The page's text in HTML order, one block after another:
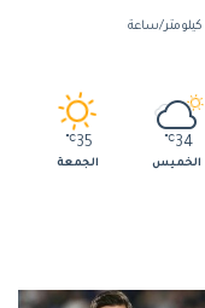
34
℃
الخميس
35
℃
الجمعة